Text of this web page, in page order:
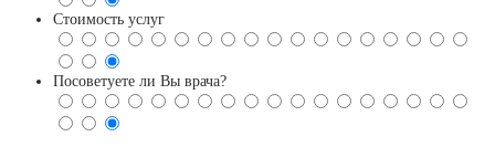
Стоимость услуг
Посоветуете ли Вы врача?